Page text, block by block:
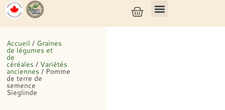
Accueil / Graines
de légumes et
de
céréales / Variétés
anciennes / Pomme
de terre de
semence
Sieglinde